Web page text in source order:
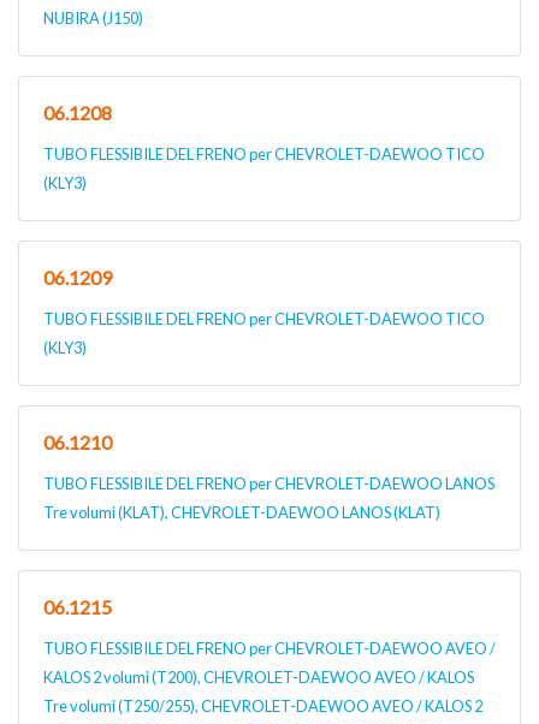
NUBIRA (J150)
06.1208
TUBO FLESSIBILE DEL FRENO per CHEVROLET-DAEWOO TICO
(KLY3)
06.1209
TUBO FLESSIBILE DEL FRENO per CHEVROLET-DAEWOO TICO
(KLY3)
06.1210
TUBO FLESSIBILE DEL FRENO per CHEVROLET-DAEWOO LANOS
Tre volumi (KLAT), CHEVROLET-DAEWOO LANOS (KLAT)
06.1215
TUBO FLESSIBILE DEL FRENO per CHEVROLET-DAEWOO AVEO /
KALOS 2 volumi (T200), CHEVROLET-DAEWOO AVEO / KALOS
Tre volumi (T250/255), CHEVROLET-DAEWOO AVEO / KALOS 2